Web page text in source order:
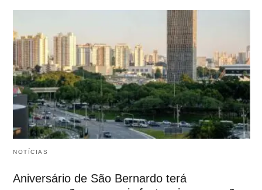
NOTÍCIAS
Aniversário de São Bernardo terá